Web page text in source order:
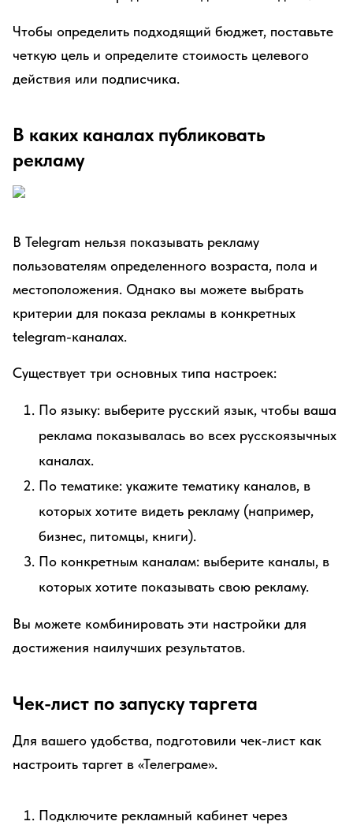
Чтобы определить подходящий бюджет, поставьте
четкую цель и определите стоимость целевого
действия или подписчика.
В каких каналах публиковать
рекламу
В Telegram нельзя показывать рекламу
пользователям определенного возраста, пола и
местоположения. Однако вы можете выбрать
критерии для показа рекламы в конкретных
telegram-каналах.
Существует три основных типа настроек:
По языку: выберите русский язык, чтобы ваша
реклама показывалась во всех русскоязычных
каналах.
По тематике: укажите тематику каналов, в
которых хотите видеть рекламу (например,
бизнес, питомцы, книги).
По конкретным каналам: выберите каналы, в
которых хотите показывать свою рекламу.
Вы можете комбинировать эти настройки для
достижения наилучших результатов.
Чек-лист по запуску таргета
Для вашего удобства, подготовили чек-лист как
настроить таргет в «Телеграме».
Подключите рекламный кабинет через